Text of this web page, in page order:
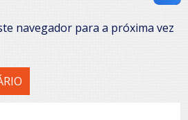
navegador para a próxima vez